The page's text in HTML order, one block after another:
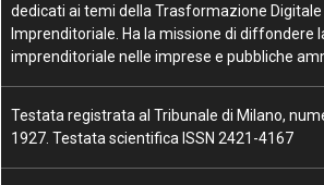
dedicati ai temi della Trasformazione Digitale
Imprenditoriale. Ha la missione di diffondere
imprenditoriale nelle imprese e pubbliche
Testata registrata al Tribunale di Milano,
1927. Testata scientifica ISSN 2421-4167